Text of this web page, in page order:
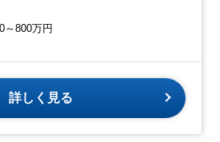
～800万円
詳しく見る